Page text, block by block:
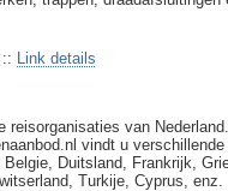
Link details
reisorganisaties van
vindt u
Duitsland, Frankrijk,
Turkije, Cyprus, enz.